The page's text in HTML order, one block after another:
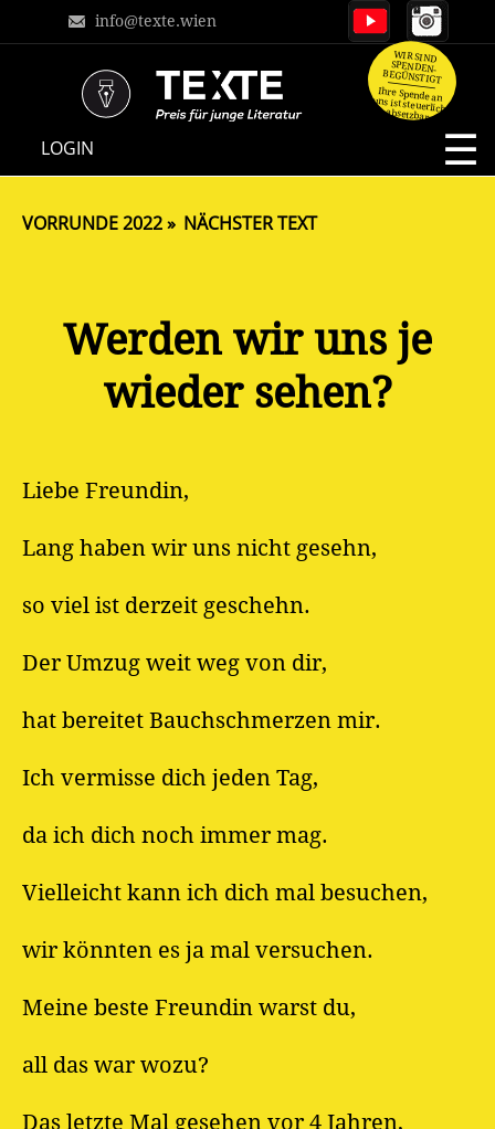
info@texte.wien
LOGIN
WIR SIND
SPENDEN-
BEGÜNSTIGT
Ihre Spende an
uns ist steuerlich
absetzbar.
Werden wir uns je
wieder sehen?
Liebe Freundin,
Lang haben wir uns nicht gesehn,
so viel ist derzeit geschehn.
Der Umzug weit weg von dir,
hat bereitet Bauchschmerzen mir.
Ich vermisse dich jeden Tag,
da ich dich noch immer mag.
Vielleicht kann ich dich mal besuchen,
wir könnten es ja mal versuchen.
Meine beste Freundin warst du,
all das war wozu?
Das letzte Mal gesehen vor 4 Jahren,
VORRUNDE 2022 NÄCHSTER TEXT